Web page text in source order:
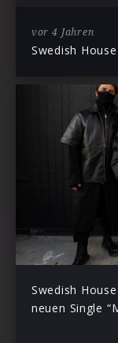
vor 4 Jahren
Swedish
Swedish
neuen Single